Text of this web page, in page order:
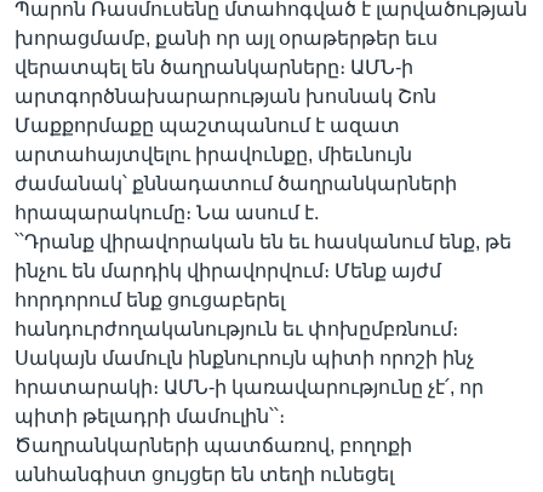
Պարոն Ռասմուսենը մտահոգված է լարվածության
խորացմամբ, քանի որ այլ օրաթերթեր եւս
վերատպել են ծաղրանկարները։ ԱՄՆ-ի
արտգործնախարարության խոսնակ Շոն
Մաքքորմաքը պաշտպանում է ազատ
արտահայտվելու իրավունքը, միեւնույն
ժամանակ՝ քննադատում ծաղրանկարների
հրապարակումը։ Նա ասում է.
՝՝Դրանք վիրավորական են եւ հասկանում ենք, թե
ինչու են մարդիկ վիրավորվում։ Մենք այժմ
հորդորում ենք ցուցաբերել
հանդուրժողականություն եւ փոխըմբռնում։
Սակայն մամուլն ինքնուրույն պիտի որոշի ինչ
հրատարակի։ ԱՄՆ-ի կառավարությունը չէ՛, որ
պիտի թելադրի մամուլին՝՝։
Ծաղրանկարների պատճառով, բողոքի
անհանգիստ ցույցեր են տեղի ունեցել